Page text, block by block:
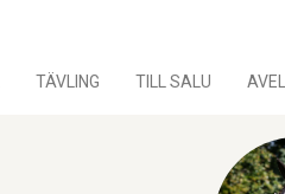
TÄVLING TILL SALU AVEL